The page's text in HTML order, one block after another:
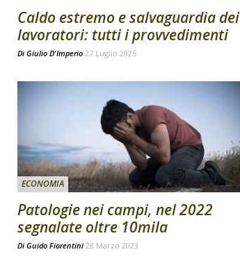
Caldo estremo e salvaguardia dei
lavoratori: tutti i provvedimenti
Di Giulio D'Imperio 27 Luglio 2025
ECONOMIA
Patologie nei campi, nel 2022
segnalate oltre 10mila
Di Guido Fiorentini 28 Marzo 2023